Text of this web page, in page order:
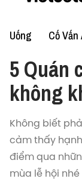
Uống Cố
5 Quán
không
Không biết
cảm thấy
điểm qua
mùa lễ hội nhé